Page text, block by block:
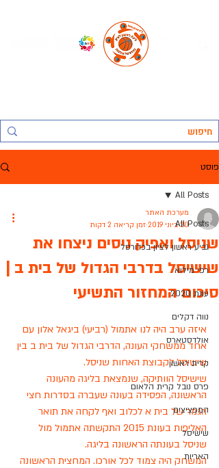
פוסט
All Posts
גביע ראשון לציון בכדורסל
רפי מילוא
עונת 2020
נווה דקלים
אולדסטארס
קרית ראשון
פרס נובל קרית הלאום
המפציצים
שישיסל
האריות
All Posts
שניסל ואפיק ניסים ניצחו את
שישיסל בדרבי הגדול של בית ב |
סיכום המחזור התשיעי
מערכת האתר
20 ביוני 2019
זמן קריאה 2 דקות
איזה ערב היה לנו אתמול (רביעי) ביגאל אלון עם
אחד ממשחקי העונה, הדרבי הגדול של בית ב בין
שישיסל לקבוצת האחות שניסל.
שישיסל הוותיקה, שנמצאת בליגה מהעונה
הראשונה, הפסידה בעונה שעברה בסדרות חצי
הגמר של בית א לכלוב ואף לקחה את תואר
האליפות בעונת 2015 התקשתה אתמול מול
שניסל בעונתה הראשונה בליגה.
המשחק היה צמוד לכל אורכו. המחצית הראשונה